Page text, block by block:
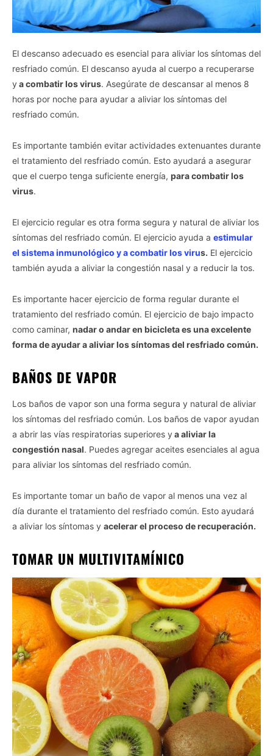
El descanso adecuado es esencial para aliviar los síntomas del
resfriado común. El descanso ayuda al cuerpo a recuperarse
y a combatir los virus. Asegúrate de descansar al menos 8
horas por noche para ayudar a aliviar los síntomas del
resfriado común.
Es importante también evitar actividades extenuantes durante
el tratamiento del resfriado común. Esto ayudará a asegurar
que el cuerpo tenga suficiente energía, para combatir los
virus.
El ejercicio regular es otra forma segura y natural de aliviar los
síntomas del resfriado común. El ejercicio ayuda a estimular
el sistema inmunológico y a combatir los virus. El ejercicio
también ayuda a aliviar la congestión nasal y a reducir la tos.
Es importante hacer ejercicio de forma regular durante el
tratamiento del resfriado común. El ejercicio de bajo impacto
como caminar, nadar o andar en bicicleta es una excelente
forma de ayudar a aliviar los síntomas del resfriado común.
BAÑOS DE VAPOR
Los baños de vapor son una forma segura y natural de aliviar
los síntomas del resfriado común. Los baños de vapor ayudan
a abrir las vías respiratorias superiores y a aliviar la
congestión nasal. Puedes agregar aceites esenciales al agua
para aliviar los síntomas del resfriado común.
Es importante tomar un baño de vapor al menos una vez al
día durante el tratamiento del resfriado común. Esto ayudará
a aliviar los síntomas y acelerar el proceso de recuperación.
TOMAR UN MULTIVITAMÍNICO